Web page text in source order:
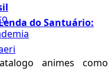
do Santuário:
animes como